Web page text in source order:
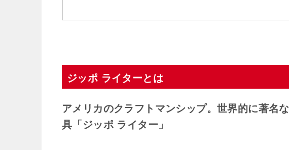
ジッポ ライターとは
アメリカのクラフトマンシップ。世界的に著名
具「ジッポ ライター」